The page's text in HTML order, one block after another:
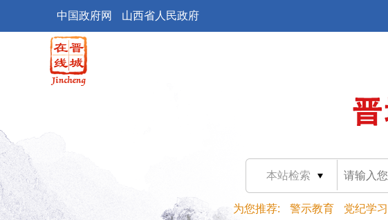
中国政府网 山西省人民政府
本站检索
为您推荐: 警示教育 党纪学习